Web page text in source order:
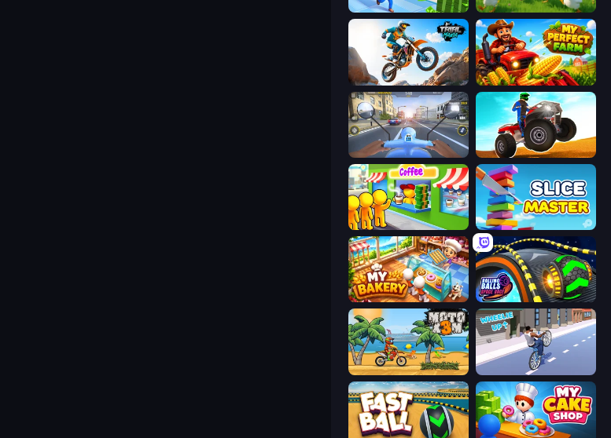
Supermarket Empire Catch the Hen
Trial Mania My Perfect Farm
Moto Racing Club ATV Ultimate Offroad
Coffee Idle Slice Master
My bakery Rolling Balls Space Race
Moto X3M Wheelie Up